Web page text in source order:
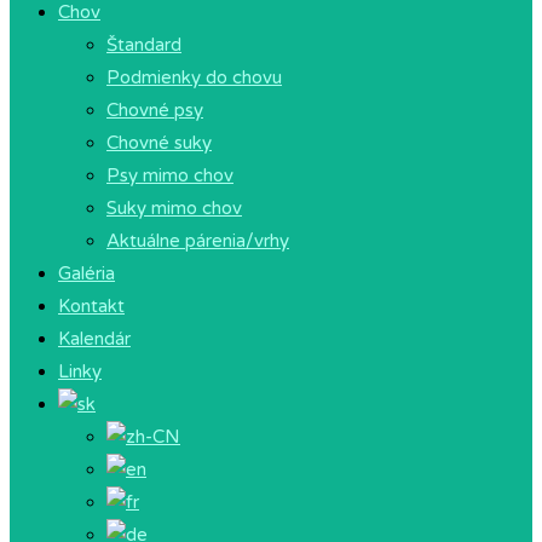
Chov
Štandard
Podmienky do chovu
Chovné psy
Chovné suky
Psy mimo chov
Suky mimo chov
Aktuálne párenia/vrhy
Galéria
Kontakt
Kalendár
Linky